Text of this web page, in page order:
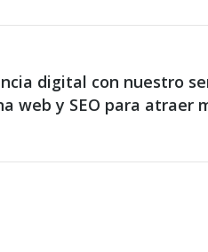
digital con nuestro
web y SEO para atraer